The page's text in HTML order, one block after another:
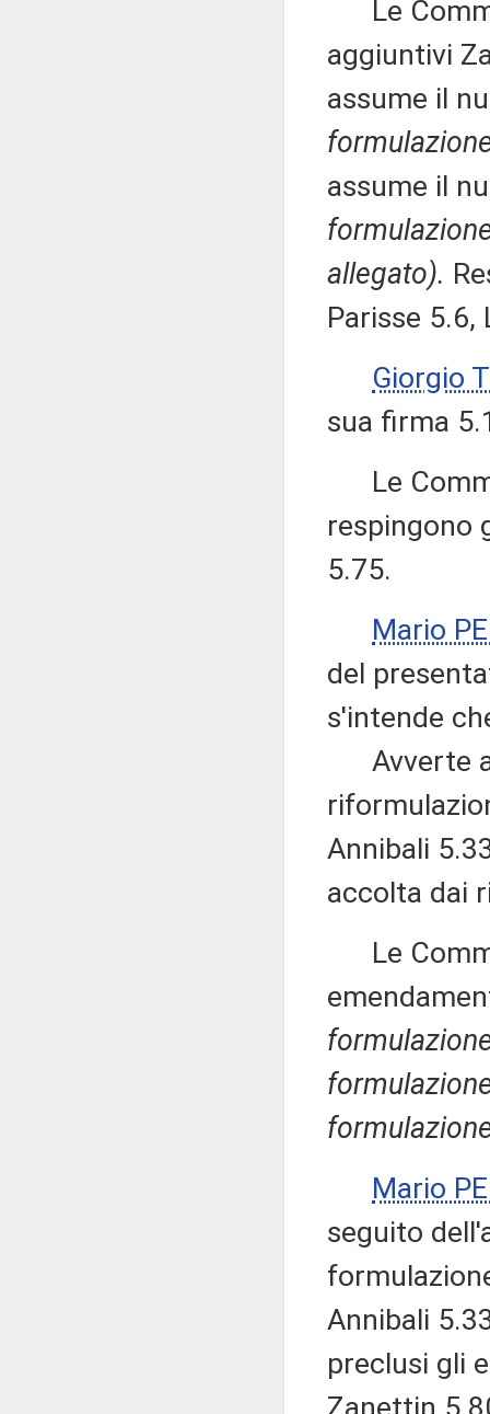
Le
aggiuntivi
assume il
assume il
allegato).
Parisse 5.6,
Giorgio
sua firma
Le
respingono
5.75.
Mario
del
s'intende
Avverte
Annibali
accolta dai
Le
Mario
seguito
Annibali
preclusi gli